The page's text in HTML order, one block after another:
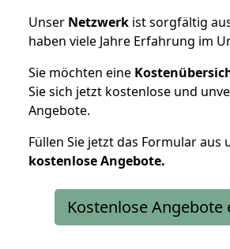
Unser Netzwerk ist sorgfältig
haben viele Jahre Erfahrung im
Sie möchten eine
Sie sich jetzt kostenlose und
Angebote.
Füllen Sie jetzt das Formular aus
kostenloseAngebote.
Kostenlose Angebote